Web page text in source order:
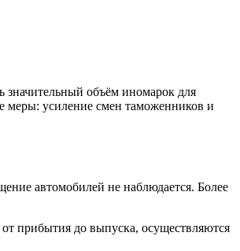
объём иномарок для
меры: усиление смен таможенников и
автомобилей не наблюдается. Более
прибытия до выпуска, осуществляются